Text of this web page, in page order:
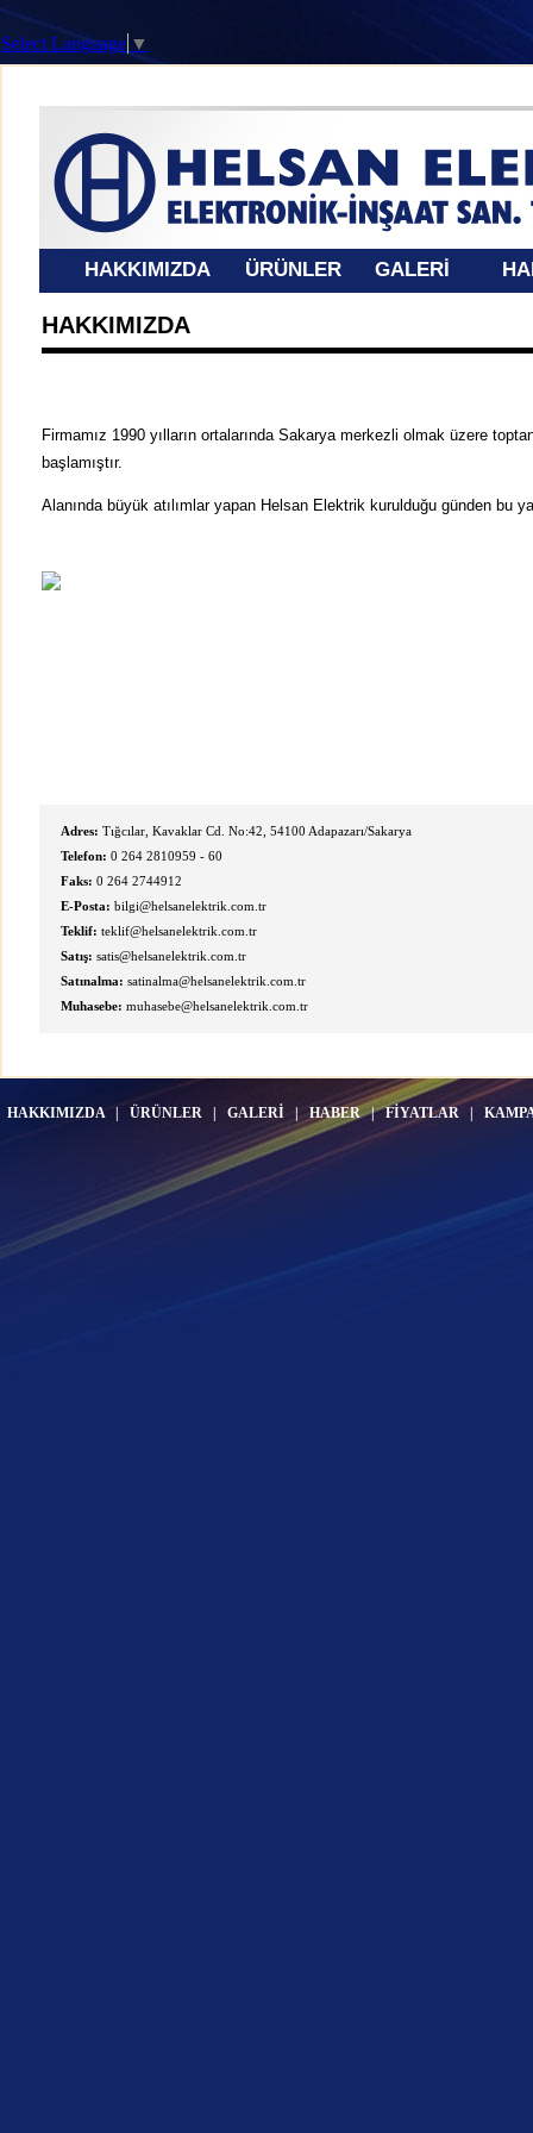
Select Language ▼
HAKKIMIZDA ÜRÜNLER GALERİ
HAKKIMIZDA
Firmamız 1990 yılların ortalarında Sakarya merkezli olmak üzere
başlamıştır.
Alanında büyük atılımlar yapan Helsan Elektrik kurulduğu günden bu
Adres: Tığcılar, Kavaklar Cd. No:42, 54100 Adapazarı/Sakarya
Telefon: 0 264 2810959 - 60
Faks: 0 264 2744912
E-Posta: bilgi@helsanelektrik.com.tr
Teklif: teklif@helsanelektrik.com.tr
Satış: satis@helsanelektrik.com.tr
Satınalma: satinalma@helsanelektrik.com.tr
Muhasebe: muhasebe@helsanelektrik.com.tr
HAKKIMIZDA| ÜRÜNLER GALERİ |HABER|FİYATLAR